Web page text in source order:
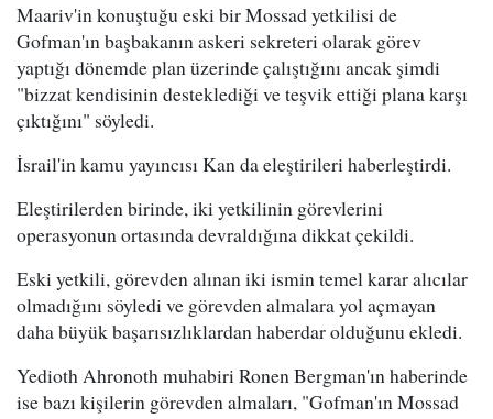
Maariv'in konuştuğu eski bir Mossad yetkilisi de
Gofman'ın başbakanın askeri sekreteri olarak görev
yaptığı dönemde plan üzerinde çalıştığını ancak şimdi
"bizzat kendisinin desteklediği ve teşvik ettiği plana karşı
çıktığını" söyledi.
İsrail'in kamu yayıncısı Kan da eleştirileri haberleştirdi.
Eleştirilerden birinde, iki yetkilinin görevlerini
operasyonun ortasında devraldığına dikkat çekildi.
Eski yetkili, görevden alınan iki ismin temel karar alıcılar
olmadığını söyledi ve görevden almalara yol açmayan
daha büyük başarısızlıklardan haberdar olduğunu ekledi.
Yedioth Ahronoth muhabiri Ronen Bergman'ın haberinde
ise bazı kişilerin görevden almaları, "Gofman'ın Mossad